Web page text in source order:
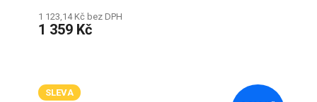
1 123,14 Kč bez DPH
1 359 Kč
SLEVA